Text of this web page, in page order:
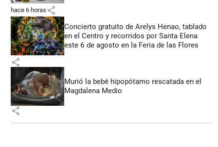
hace 6 horas share
Concierto gratuito de Arelys Henao, tablado
en el Centro y recorridos por Santa Elena
este 6 de agosto en la Feria de las Flores
share
Murió la bebé hipopótamo rescatada en el
Magdalena Medio
share